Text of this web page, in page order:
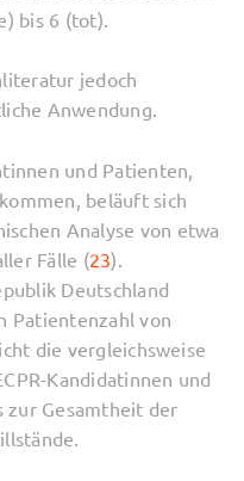
bis 6 (tot).
jedoch
Anwendung.
und Patienten,
beläuft sich
Analyse von etwa
Fälle (23).
Deutschland
Patientenzahl von
die vergleichsweise
Kandidatinnen und
zur Gesamtheit der